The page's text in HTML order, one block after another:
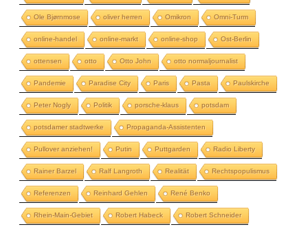
Ole Bjørnmose oliver herren Omikron Omni-Turm
online-handel online-markt online-shop Ost-Berlin
ottensen otto Otto John otto normaljournalist
Pandemie Paradise City Paris Pasta Paulskirche
Peter Nogly Politik porsche-klaus potsdam
potsdamer stadtwerke Propaganda-Assistenten
Pullover anziehen! Putin Puttgarden Radio Liberty
Rainer Barzel Ralf Langroth Realität Rechtspopulismus
Referenzen Reinhard Gehlen René Benko
Rhein-Main-Gebiet Robert Habeck Robert Schneider